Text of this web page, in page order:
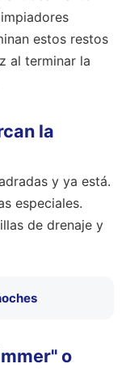
estos restos
al terminar la
la
y ya está.
especiales.
de drenaje y
o